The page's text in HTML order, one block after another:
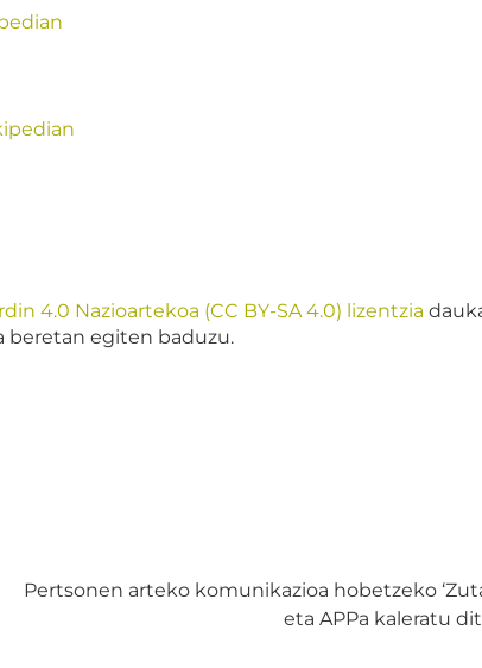
4.0 Nazioartekoa (CC BY-SA 4.0) lizentzia
beretan egiten baduzu.
Pertsonen arteko komunikazioa hobetzeko
eta APPa kaleratu